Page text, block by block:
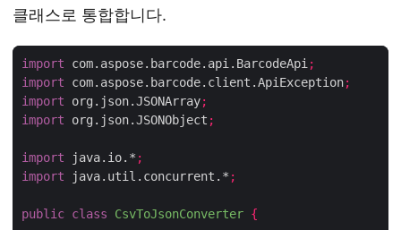
클래스로 통합합니다.
import com.aspose.barcode.api.BarcodeApi ;
import com.aspose.barcode.client.ApiException;
import org.json.JSONArray;
import org.json.JSONObject ;
import java.io.* ;
import java.util.concurrent.* ;
public class CsvToJsonConverter {